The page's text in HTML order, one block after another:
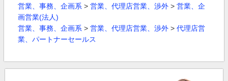
営業、事務、企画系 > 営業、代理店営業、渉外 > 営業、企
画営業(法人)
営業、事務、企画系 > 営業、代理店営業、渉外 > 代理店営
業、パートナーセールス